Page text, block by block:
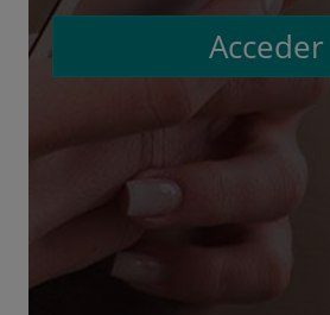
Acceder